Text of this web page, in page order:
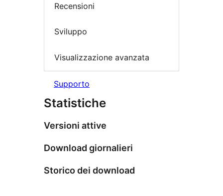
Recensioni
Sviluppo
Visualizzazione avanzata
Supporto
Statistiche
Versioni attive
Download giornalieri
Storico dei download